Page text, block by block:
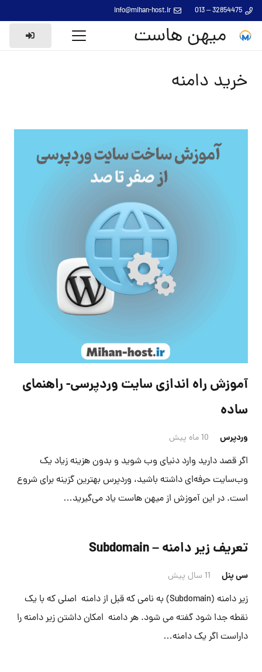
32854475 – 013
info@mihan-host.ir
میهن هاست
خرید دامنه
آموزش راه اندازی سایت وردپرسی- راهنمای
ساده
وردپرس 10 ماه پیش
اگر قصد دارید وارد دنیای وب شوید و بدون هزینه زیاد یک
وب‌سایت حرفه‌ای داشته باشید، وردپرس بهترین گزینه برای شروع
است. در این آموزش از میهن هاست یاد می‌گیرید…
تعریف زیر دامنه – Subdomain
سی پنل 11 سال پیش
زیر دامنه (Subdomain) به نامی که قبل از دامنه اصلی که با یک
نقطه جدا شود گفته می شود. هر دامنه امکان داشتن زیر دامنه را
داراست اگر یک دامنه…